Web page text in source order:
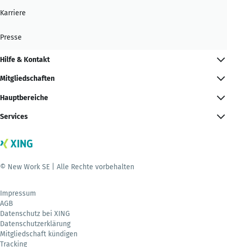
Karriere
Presse
Hilfe & Kontakt
Mitgliedschaften
Hauptbereiche
Services
© New Work SE | Alle Rechte vorbehalten
Impressum
AGB
Datenschutz bei XING
Datenschutzerklärung
Mitgliedschaft kündigen
Tracking